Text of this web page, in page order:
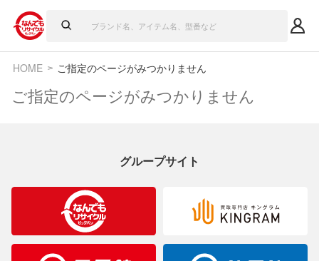
HOME ご指定のページがみつかりません
ご指定のページがみつかりません
グループサイト